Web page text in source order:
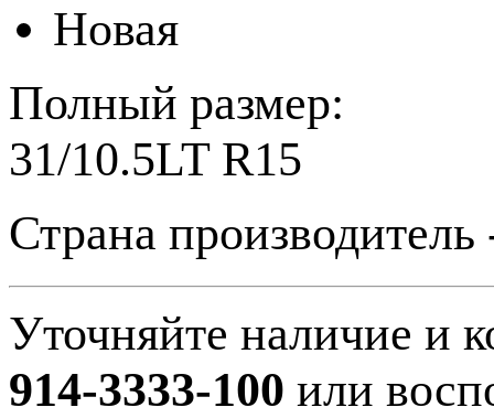
Новая
Полный размер:
31/10.5LT R15
Страна
Уточняйте наличие и
914-3333-100 или